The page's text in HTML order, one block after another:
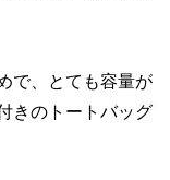
で、とても容量が
きのトートバッグ